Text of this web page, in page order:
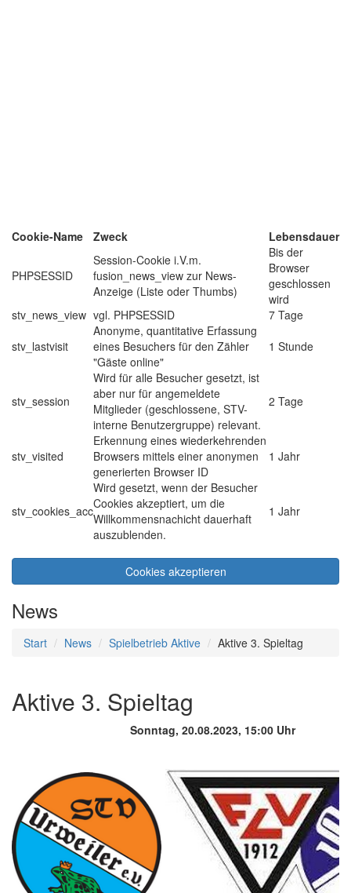
Cookie-Name Zweck Lebensdauer
PHPSESSID
Session-Cookie i.V.m.
fusion_news_view zur News-
Anzeige (Liste oder Thumbs)
Bis der
Browser
geschlossen
wird
stv_news_view vgl. PHPSESSID
7 Tage
stv_lastvisit
Anonyme, quantitative Erfassung
eines Besuchers für den Zähler
"Gäste online"
1 Stunde
stv_session
Wird für alle Besucher gesetzt, ist
aber nur für angemeldete
Mitglieder (geschlossene, STV-
interne Benutzergruppe) relevant.
2 Tage
stv_visited
Erkennung eines wiederkehrenden
Browsers mittels einer anonymen
generierten Browser ID
1 Jahr
stv_cookies_acc
Wird gesetzt, wenn der Besucher
Cookies akzeptiert, um die
Willkommensnachicht dauerhaft
auszublenden.
1 Jahr
Cookies akzeptieren
News
Start News Spielbetrieb Aktive Aktive 3. Spieltag
Aktive 3. Spieltag
Sonntag, 20.08.2023, 15:00 Uhr